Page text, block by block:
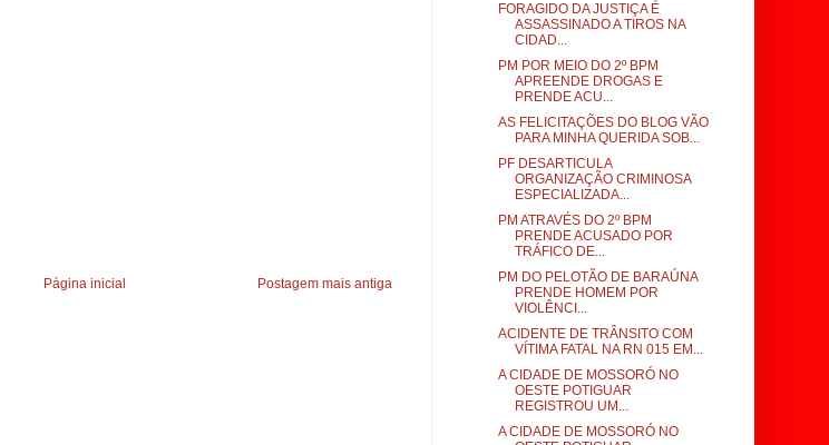
Postagem mais antiga
Página inicial
FORAGIDO DA JUSTIÇA É
ASSASSINADO A TIROS NA
CIDAD...
PM POR MEIO DO 2º BPM
APREENDE DROGAS E
PRENDE ACU...
AS FELICITAÇÕES DO BLOG VÃO
PARA MINHA QUERIDA SOB...
PF DESARTICULA
ORGANIZAÇÃO CRIMINOSA
ESPECIALIZADA...
PM ATRAVÉS DO 2º BPM
PRENDE ACUSADO POR
TRÁFICO DE...
PM DO PELOTÃO DE BARAÚNA
PRENDE HOMEM POR
VIOLÊNCI...
ACIDENTE DE TRÂNSITO COM
VÍTIMA FATAL NA RN 015 EM...
A CIDADE DE MOSSORÓ NO
OESTE POTIGUAR
REGISTROU UM...
A CIDADE DE MOSSORÓ NO